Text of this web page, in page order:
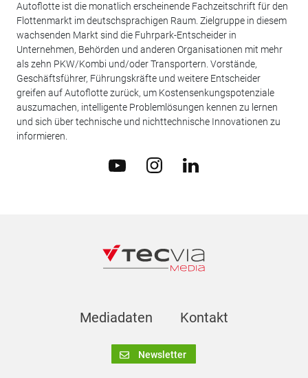
Autoflotte ist die monatlich erscheinende Fachzeitschrift für den
Flottenmarkt im deutschsprachigen Raum. Zielgruppe in diesem
wachsenden Markt sind die Fuhrpark-Entscheider in
Unternehmen, Behörden und anderen Organisationen mit mehr
als zehn PKW/Kombi und/oder Transportern. Vorstände,
Geschäftsführer, Führungskräfte und weitere Entscheider
greifen auf Autoflotte zurück, um Kostensenkungspotenziale
auszumachen, intelligente Problemlösungen kennen zu lernen
und sich über technische und nichttechnische Innovationen zu
informieren.
Mediadaten Kontakt
Newsletter